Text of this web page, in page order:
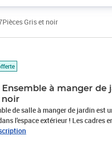
Gris et noir
Ensemble à manger de
noir
de salle à manger de jardin est
! Les cadres en acier enduit de poudre rendent la
chaises robustes et stables pour